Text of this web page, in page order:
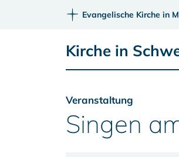
Evangelische Kirche in
Kirche in
Veranstaltung
Singen